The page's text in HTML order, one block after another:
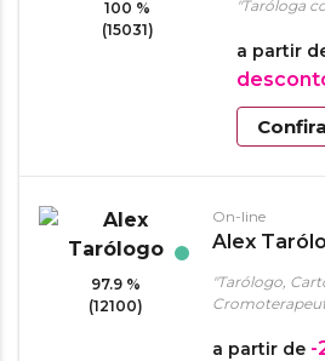
100 %
(15031)
"Taróloga
a partir
Confira
97.9 %
(12100)
On-line
Alex
"Tarólogo,
a partir de -